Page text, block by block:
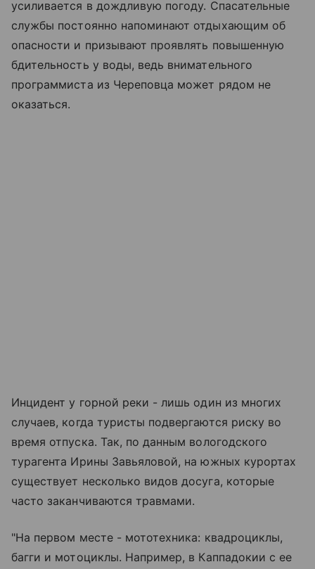
усиливается в дождливую погоду. Спасательные
службы постоянно напоминают отдыхающим об
опасности и призывают проявлять повышенную
бдительность у воды, ведь внимательного
программиста из Череповца может рядом не
оказаться.
Инцидент у горной реки - лишь один из многих
случаев, когда туристы подвергаются риску во
время отпуска. Так, по данным вологодского
турагента Ирины Завьяловой, на южных курортах
существует несколько видов досуга, которые
часто заканчиваются травмами.
"На первом месте - мототехника: квадроциклы,
багги и мотоциклы. Например, в Каппадокии с ее